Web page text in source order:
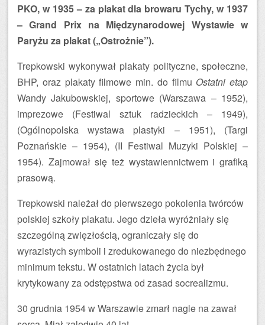
PKO, w 1935 – za plakat dla browaru Tychy, w 1937
– Grand Prix na Międzynarodowej Wystawie w
Paryżu za plakat („Ostrożnie”).
Trepkowski wykonywał plakaty polityczne, społeczne,
BHP, oraz plakaty filmowe min. do filmu Ostatni etap
Wandy Jakubowskiej, sportowe (Warszawa – 1952),
imprezowe (Festiwal sztuk radzieckich – 1949),
(Ogólnopolska wystawa plastyki – 1951), (Targi
Poznańskie – 1954), (II Festiwal Muzyki Polskiej –
1954). Zajmował się też wystawiennictwem i grafiką
prasową.
Trepkowski należał do pierwszego pokolenia twórców
polskiej szkoły plakatu. Jego dzieła wyróżniały się
szczególną zwięzłością, ograniczały się do
wyrazistych symboli i zredukowanego do niezbędnego
minimum tekstu. W ostatnich latach życia był
krytykowany za odstępstwa od zasad socrealizmu.
30 grudnia 1954 w Warszawie zmarł nagle na zawał